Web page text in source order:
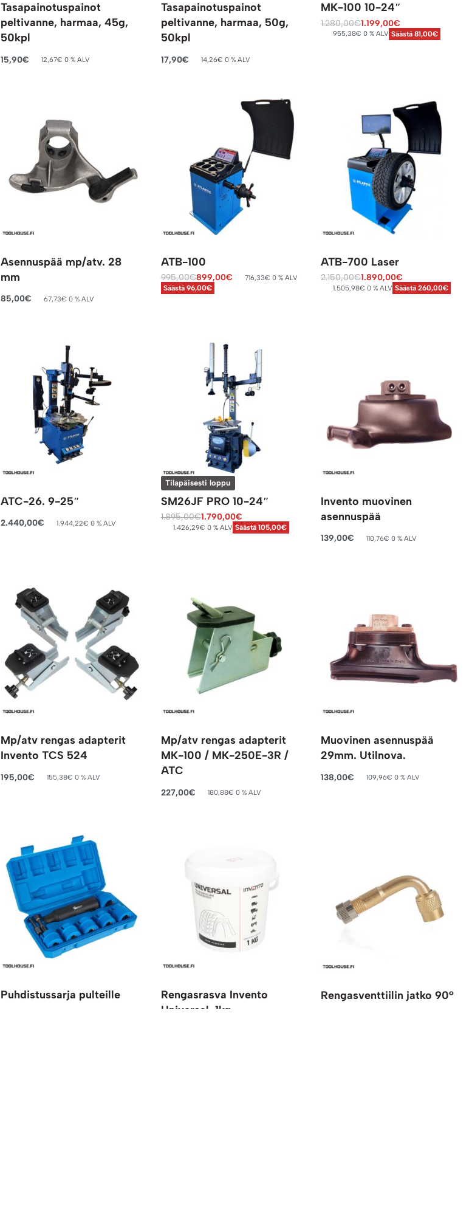
Tasapainotuspainot
peltivanne, harmaa, 45g,
50kpl
15,90€ 12,67€ 0 % ALV
Tasapainotuspainot
peltivanne, harmaa, 50g,
50kpl
17,90€ 14,26€ 0 % ALV
MK-100 10-24″
1.280,00€1.199,00€
955,38€ 0 % ALV Säästä 81,00€
Lisää ostoskoriin
Asennuspää mp/atv. 28
mm
85,00€ 67,73€ 0 % ALV
ATB-100
995,00€899,00€ 716,33€ 0 % ALV
Säästä 96,00€
Lisää ostoskoriin
ATB-700 Laser
2.150,00€1.890,00€
1.505,98€ 0 % ALV Säästä 260,00€
Lisää ostoskoriin
ATC-26. 9-25″
2.440,00€ 1.944,22€ 0 % ALV
Tilapäisesti loppu
SM26JF PRO 10-24″
1.895,00€1.790,00€
1.426,29€ 0 % ALV Säästä 105,00€
Lue lisää
Invento muovinen
asennuspää
139,00€ 110,76€ 0 % ALV
Mp/atv rengas adapterit
Invento TCS 524
195,00€ 155,38€ 0 % ALV
Mp/atv rengas adapterit
MK-100 / MK-250E-3R /
ATC
227,00€ 180,88€ 0 % ALV
Muovinen asennuspää
29mm. Utilnova.
138,00€ 109,96€ 0 % ALV
Puhdistussarja pulteille
Rengasrasva Invento
Universal. 1kg
Rengasventtiilin jatko 90°